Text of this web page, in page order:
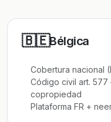
🇧🇪Bélgica
Cobertura nacional
Código civil art.
copropiedad
Plataforma FR +